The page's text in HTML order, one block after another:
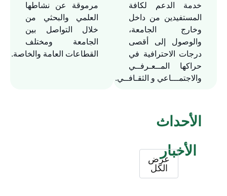
خدمة الدعم لكافة
المستفيدين من داخل
وخارج الجامعة،
والوصول إلى أقصى
درجات الاحترافية في
حراكها المــعـرفــي
والاجتمـــاعي و الثقـافــي.
مرموقة عن نشاطها
العلمي والبحثي من
خلال التواصل بين
الجامعة ومختلف
القطاعات العامة والخاصة.
الأحداث
الأخبار
عرض
الكل